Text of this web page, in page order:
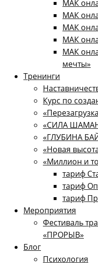
МАК
МАК
МАК
МАК
МАК
мечты»
Тренинги
Курс по
«СИЛА
«ГЛУБИНА
«Новая
«Миллион и
тариф
тариф
тариф
Мероприятия
Фестиваль
«ПРОРЫВ»
Блог
Психология